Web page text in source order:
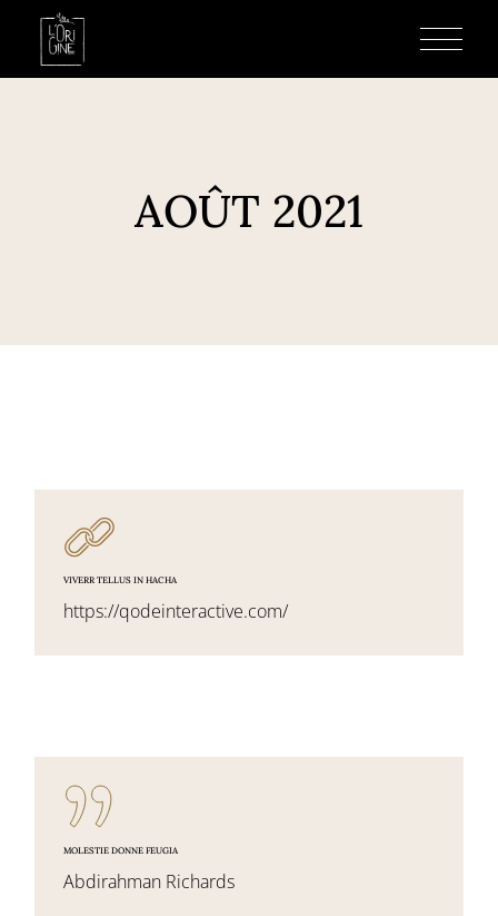
AOÛT 2021
VIVERR TELLUS IN HACHA
https://qodeinteractive.com/
MOLESTIE DONNE FEUGIA
Abdirahman Richards